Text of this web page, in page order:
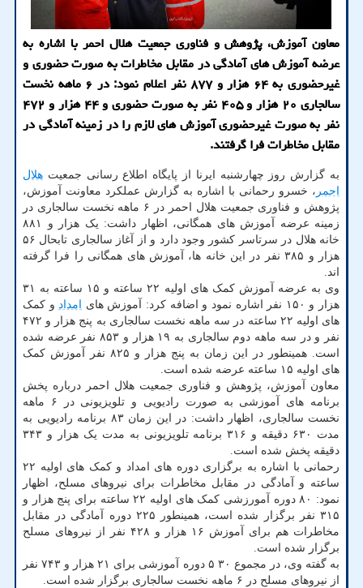
معاون آموزش، پژوهش و فناوری جمعیت هلال احمر با اشاره به
عرضه آموزش های آمادگی در مقابل مخاطرات به صورت حضوری و
غیرحضوری به ۶۴ هزار و ۸۷۷ نفر اعلام نمود: در ۶ ماهه نخست
سالجاری ۲۰ هزار و ۴۰۵ نفر به صورت حضوری و ۴۴ هزار و ۴۷۲
نفر به صورت غیرحضوری آموزش های لازم را در زمینه آمادگی در
مقابل مخاطرات فرا گرفتند.
به گزارش روز چهارشنبه ایرنا از پایگاه اطلاع رسانی جمعیت هلال
احمر ، خسرو رحمانی با اشاره به گزارش عملکرد معاونت آموزش،
پژوهش و فناوری جمعیت هلال احمر در ۶ ماهه نخست سالجاری در
زمینه عرضه آموزش های همگانی، اظهار داشت: یک هزار و ۸۸۱
خانه هلال در سرتاسر کشور وجود دارد و از آغاز سالجاری تابحال ۵۶
هزار و ۳۸۵ نفر در این خانه ها، آموزش های همگانی را فرا گرفته
اند.
وی به عرضه آموزش کمک های اولیه ۲۲ ساعته و ۱۵ ساعته به ۳۱
هزار و ۱۵۰ نفر اشاره نمود و اضافه کرد: آموزش های
امدادو کمک
های اولیه ۲۲ ساعته در سه ماهه نخست سالجاری به پنج هزار و ۴۷۲
نفر و در سه ماهه دوم سالجاری به ۱۹ هزار و ۸۵۳ نفر عرضه شده
است. همینطور در این زمان به پنج هزار و ۸۲۵ نفر آموزش کمک
های اولیه ۱۵ ساعته عرضه شده است.
معاون آموزش، پژوهش و فناوری جمعیت هلال احمر درباره پخش
برنامه های آموزشی به صورت رادیویی و تلویزیونی در ۶ ماهه
نخست سالجاری، اظهار داشت: در این زمان ۸۳ برنامه رادیویی به
مدت ۶۳۰ دقیقه و ۳۱۶ برنامه تلویزیونی به مدت یک هزار و ۳۴۳
دقیقه پخش شده است.
رحمانی با اشاره به برگزاری دوره های امداد و کمک های اولیه ۲۲
ساعته و آمادگی در مقابل مخاطرات برای نیروهای مسلح، اظهار
نمود: ۸۰ دوره آمورزشی کمک های اولیه ۲۲ ساعته برای پنج هزار و
۳۱۵ نفر برگزار شده است، همینطور ۲۲۵ دوره آمادگی در مقابل
مخاطرات هم برای آموزش ۱۶ هزار و ۴۲۸ نفر از نیروهای مسلح
برگزار شده است.
به گفته وی، در مجموع ۳۰ ۵ دوره آموزشی برای ۲۱ هزار و ۷۴۳ نفر
از نیروهای مسلح در ۶ ماهه نخست سالجاری برگزار شده است.